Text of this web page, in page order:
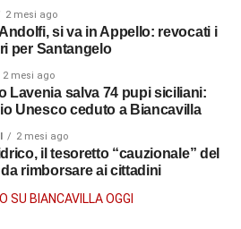
2 mesi ago
si va in Appello: revocati i
per Santangelo
2 mesi ago
Lavenia salva 74 pupi siciliani:
Unesco ceduto a Biancavilla
2 mesi ago
il tesoretto “cauzionale” del
rimborsare ai cittadini
SU BIANCAVILLA OGGI